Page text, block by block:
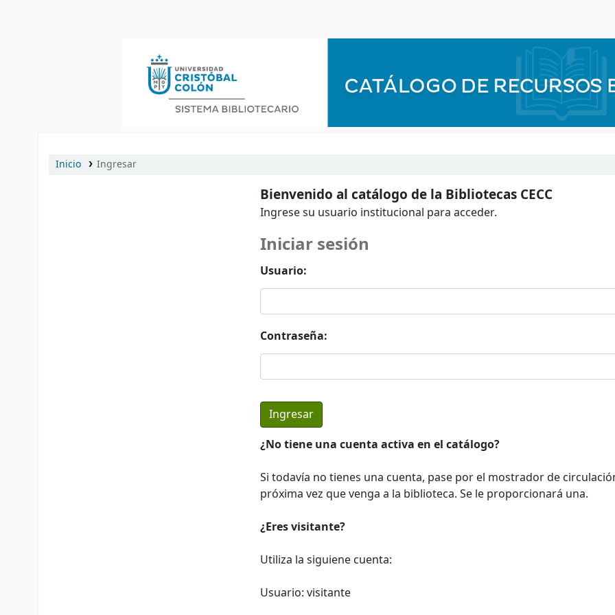
Inicio Ingresar
Bienvenido al catálogo de la Bibliotecas CECC
Ingrese su usuario institucional para acceder.
Iniciar sesión
Usuario:
Contraseña:
¿No tiene una cuenta activa en el catálogo?
Si todavía no tienes una cuenta, pase por el mostrador de
próxima vez que venga a la biblioteca. Se le proporcionará una.
¿Eres visitante?
Utiliza la siguiene cuenta:
Usuario: visitante